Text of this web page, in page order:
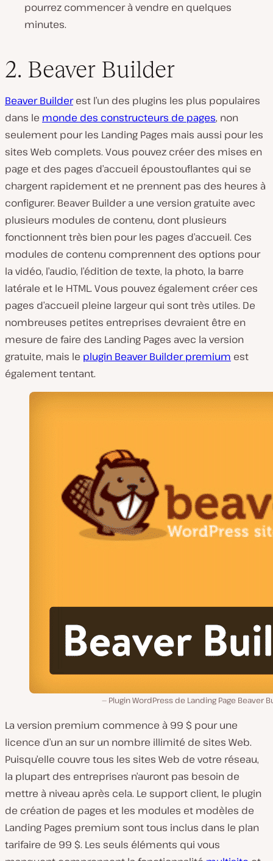
pourrez commencer à vendre en quelques
minutes.
2. Beaver Builder
Beaver Builderest l’un des plugins les plus populaires
dans le monde des constructeurs de pages, non
seulement pour les Landing Pages mais aussi pour les
sites Web complets. Vous pouvez créer des mises en
page et des pages d’accueil époustouflantes qui se
chargent rapidement et ne prennent pas des heures à
configurer. Beaver Builder a une version gratuite avec
plusieurs modules de contenu, dont plusieurs
fonctionnent très bien pour les pages d’accueil. Ces
modules de contenu comprennent des options pour
la vidéo, l’audio, l’édition de texte, la photo, la barre
latérale et le HTML. Vous pouvez également créer ces
pages d’accueil pleine largeur qui sont très utiles. De
nombreuses petites entreprises devraient être en
mesure de faire des Landing Pages avec la version
gratuite, mais le plugin Beaver Builder premium est
également tentant.
Plugin WordPress de Landing Page Beaver
La version premium commence à 99 $ pour une
licence d’un an sur un nombre illimité de sites Web.
Puisqu’elle couvre tous les sites Web de votre réseau,
la plupart des entreprises n’auront pas besoin de
mettre à niveau après cela. Le support client, le plugin
de création de pages et les modules et modèles de
Landing Pages premium sont tous inclus dans le plan
tarifaire de 99 $. Les seuls éléments qui vous